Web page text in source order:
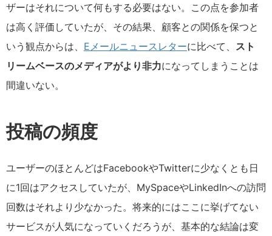
ザーはそれについて何もする必要はない。この点を参加者
は高く評価していたが、その結果、顧客との関係を保つと
いう観点からは、 Eメールニュースレターに比べて、 スト
リームベースのメディアがより非力になってしまうことは
間違いない。
投稿の頻度
ユーザーのほとんどはFacebookやTwitterに少なくとも日
に1回はアクセスしていたが、MySpaceやLinkedInへの訪問
回数はそれより少なかった。将来的にはここに挙げてない
サービスが人気になっていくだろうが、基本的な結論は変